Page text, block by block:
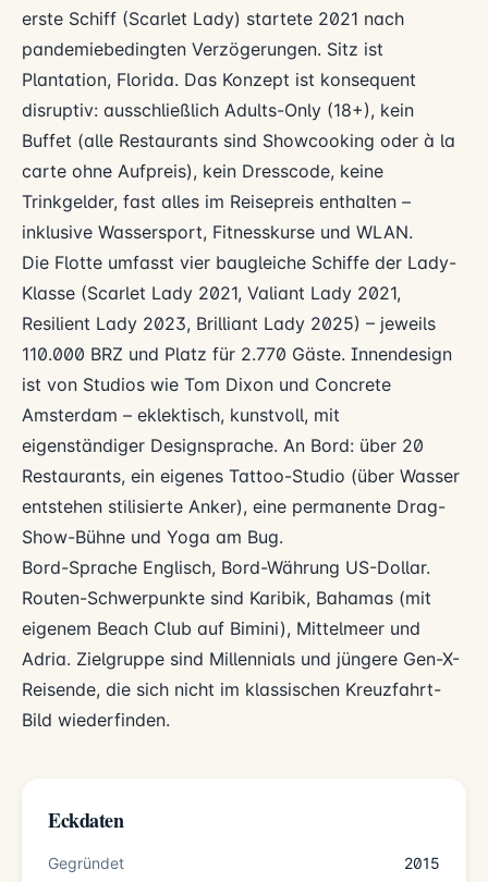
erste Schiff (Scarlet Lady) startete 2021 nach
pandemiebedingten Verzögerungen. Sitz ist
Plantation, Florida. Das Konzept ist konsequent
disruptiv: ausschließlich Adults-Only (18+), kein
Buffet (alle Restaurants sind Showcooking oder à la
carte ohne Aufpreis), kein Dresscode, keine
Trinkgelder, fast alles im Reisepreis enthalten –
inklusive Wassersport, Fitnesskurse und WLAN.
Die Flotte umfasst vier baugleiche Schiffe der Lady-
Klasse (Scarlet Lady 2021, Valiant Lady 2021,
Resilient Lady 2023, Brilliant Lady 2025) – jeweils
110.000 BRZ und Platz für 2.770 Gäste. Innendesign
ist von Studios wie Tom Dixon und Concrete
Amsterdam – eklektisch, kunstvoll, mit
eigenständiger Designsprache. An Bord: über 20
Restaurants, ein eigenes Tattoo-Studio (über Wasser
entstehen stilisierte Anker), eine permanente Drag-
Show-Bühne und Yoga am Bug.
Bord-Sprache Englisch, Bord-Währung US-Dollar.
Routen-Schwerpunkte sind Karibik, Bahamas (mit
eigenem Beach Club auf Bimini), Mittelmeer und
Adria. Zielgruppe sind Millennials und jüngere Gen-X-
Reisende, die sich nicht im klassischen Kreuzfahrt-
Bild wiederfinden.
Eckdaten
Gegründet 2015